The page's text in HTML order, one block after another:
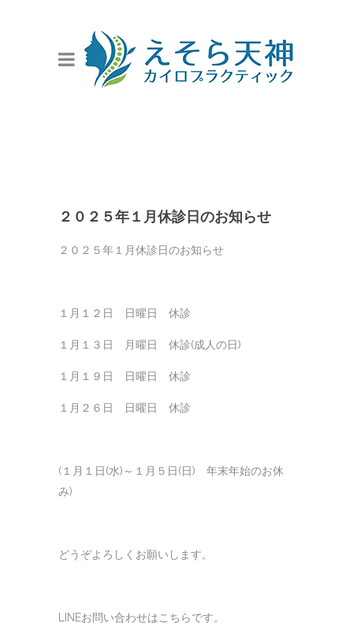
２０２５年１月休診日のお知らせ
２０２５年１月休診日のお知らせ
１月１２日 日曜日 休診
１月１３日 月曜日 休診(成人の日)
１月１９日 日曜日 休診
１月２６日 日曜日 休診
(１月１日(水)～１月５日(日) 年末年始のお休
み)
どうぞよろしくお願いします。
LINEお問い合わせはこちらです。